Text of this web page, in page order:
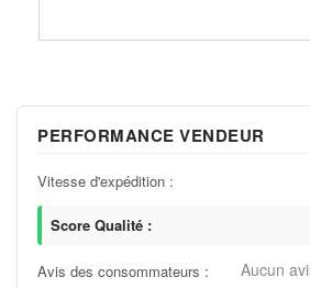
PERFORMANCE VENDEUR
Vitesse d'expédition :
Score Qualité :
Avis des consommateurs : Aucun